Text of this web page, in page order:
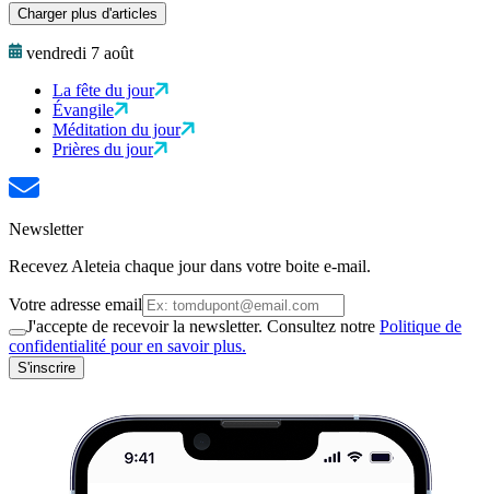
Charger plus d'articles
vendredi 7 août
La fête du jour
Évangile
Méditation du jour
Prières du jour
Newsletter
Recevez Aleteia chaque jour dans votre boite e-mail.
Votre adresse email
J'accepte de recevoir la newsletter. Consultez notre Politique de
confidentialité pour en savoir plus.
S'inscrire